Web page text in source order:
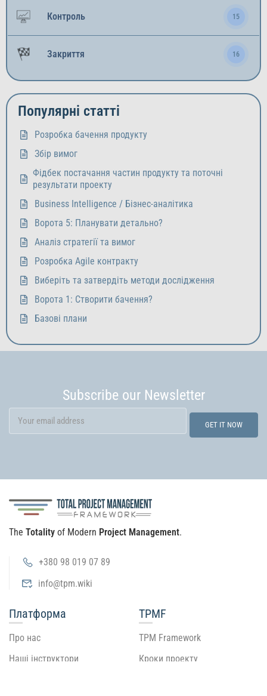
Контроль 15
Закриття 16
Популярні статті
Розробка бачення продукту
Збір вимог
Фідбек постачання частин продукту та поточні
результати проекту
Business Intelligence / Бізнес-аналітика
Ворота 5: Планувати детально?
Аналіз стратегії та вимог
Розробка Agile контракту
Виберіть та затвердіть методи дослідження
Ворота 1: Створити бачення?
Базові плани
Subscribe our Newsletter
The Totality of Modern Project Management.
+380 98 019 07 89
info@tpm.wiki
Платформа
Про нас
Наші інструктори
TPMF
TPM Framework
Кроки проекту